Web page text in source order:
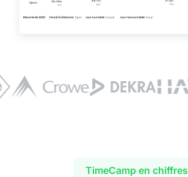
TimeCamp en chiffres